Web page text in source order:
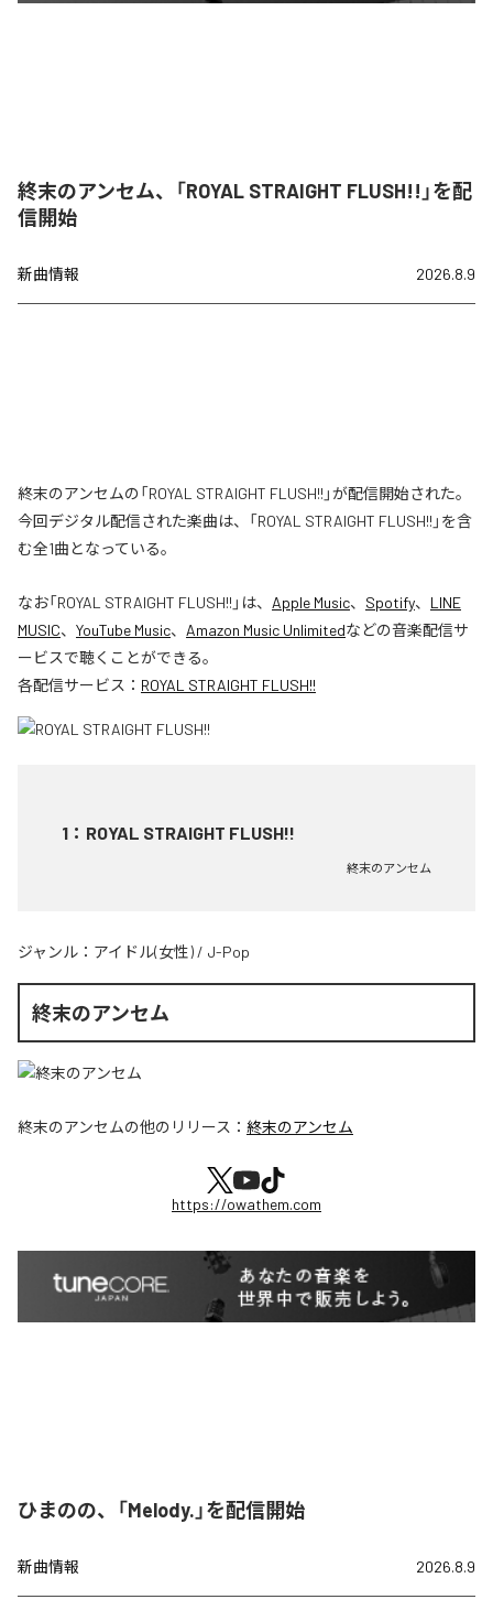
終末のアンセム、「ROYAL STRAIGHT FLUSH!!」を配
信開始
新曲情報 2026.8.9
終末のアンセムの「ROYAL STRAIGHT FLUSH!!」が配信開始された。
今回デジタル配信された楽曲は、「ROYAL STRAIGHT FLUSH!!」を含
む全1曲となっている。
なお「ROYAL STRAIGHT FLUSH!! 」は、 Apple Music、 Spotify、 LINE
MUSIC、 YouTube Music、 Amazon Music Unlimitedなどの音楽配信サ
ービスで聴くことができる。
各配信サービス： ROYAL STRAIGHT FLUSH!!
1 ： ROYAL STRAIGHT FLUSH!!
終末のアンセム
ジャンル： アイドル(女性) / J-Pop
終末のアンセム
終末のアンセムの他のリリース： 終末のアンセム
https://owathem.com
ひまのの、「Melody.」を配信開始
新曲情報 2026.8.9